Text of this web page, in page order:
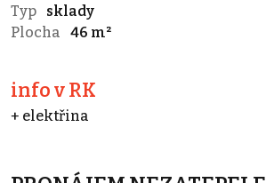
Typ
sklady
Plocha
46 m²
info v RK
+ elektřina